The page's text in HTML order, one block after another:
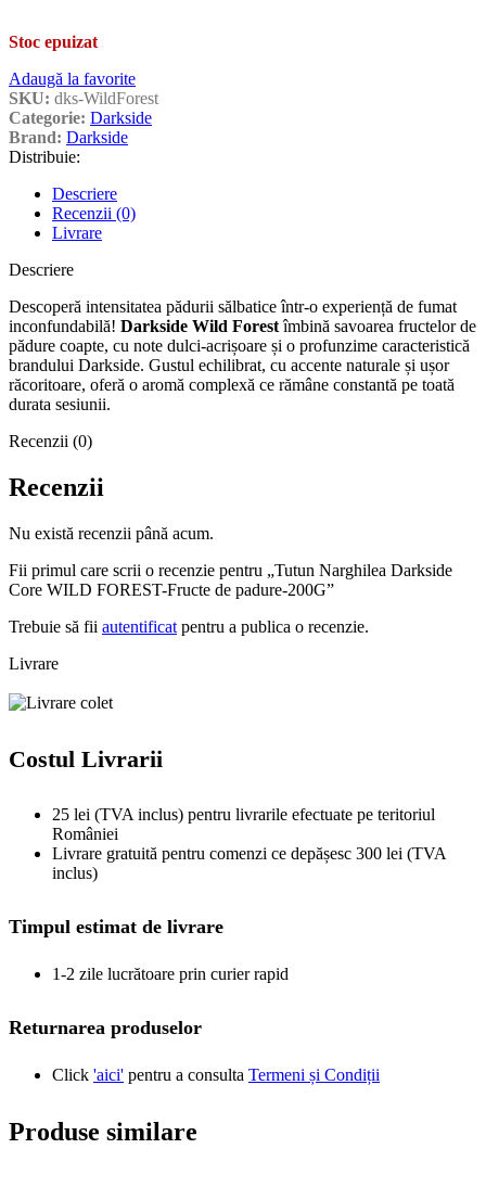
Stoc epuizat
Adaugă la favorite
SKU: dks-WildForest
Categorie: Darkside
Brand: Darkside
Distribuie:
Descriere
Recenzii (0)
Livrare
Descriere
Descoperă intensitatea pădurii sălbatice într-o experiență de fumat
inconfundabilă! Darkside Wild Forestîmbină savoarea fructelor de
pădure coapte, cu note dulci-acrișoare și o profunzime caracteristică
brandului Darkside. Gustul echilibrat, cu accente naturale și ușor
răcoritoare, oferă o aromă complexă ce rămâne constantă pe toată
durata sesiunii.
Recenzii (0)
Recenzii
Nu există recenzii până acum.
Fii primul care scrii o recenzie pentru „Tutun Narghilea Darkside
Core WILD FOREST-Fructe de padure-200G”
Trebuie să fii autentificat pentru a publica o recenzie.
Livrare
Costul Livrarii
25 lei (TVA inclus) pentru livrarile efectuate pe teritoriul
României
Livrare gratuită pentru comenzi ce depășesc 300 lei (TVA
inclus)
Timpul estimat de livrare
1-2 zile lucrătoare prin curier rapid
Returnarea produselor
Click 'aici' pentru a consulta Termeni și Condiții
Produse similare